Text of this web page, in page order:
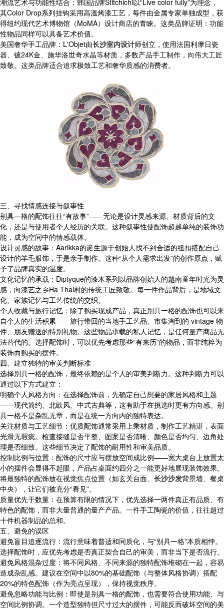
潮流艺术与功能性结合：韩国品牌Stitchichi以“Live color fully”为理念，
其Color Drop系列挂钩采用高溫烤漆工艺，每件由金属专家单独成型，获
得纽约现代艺术博物馆（MoMA）设计商店的青睐。这类品牌证明：功能
性物品同样可以具备艺术价值。
美国奢华手工品牌：L'Objet由长沙室内设计师创立，使用法国利摩日瓷
器、镀24K金、施华洛世奇水晶等材质，多数产品手工制作，向伟大工匠
致敬。这类品牌适合追求极致工艺和奢华质感的消费者。
三、寻找情感连接与叙事性
别具一格的配饰往往“有故事”——无论是设计灵感来源、材质背后的文
化，还是与使用者个人经历的关联。这种叙事性使配饰超越单纯的装饰功
能，成为空间中的情感载体。
设计灵感的故事：Aarikka的诞生源于创始人找不到合适的纽扣搭配自己
设计的羊毛服饰，于是亲手制作。这种“从个人需求出发”的创作原点，赋
予了品牌真实的温度。
文化记忆的承载：Diptyque的漆木系列以品牌创始人的越南童年时光为灵
感，向漆艺之乡Ha Thai村的传统工匠致敬。每一件作品背后，是地域文
化、家族记忆与工艺传统的交织。
个人收藏与旅行记忆：除了购买现成产品，真正别具一格的配饰也可以来
自个人的生活积累——旅行带回的当地手工艺品、市集淘到的 vintage 物
件、朋友赠送的特别礼物。这些物品承载的私人记忆，是任何量产商品无
法替代的。选择配饰时，可以优先考虑那些“有来历”的物品，而非纯粹为
装饰而购买的摆件。
四、建立独特的审美判断标准
选择别具一格的配饰，最终依赖的是个人的审美判断力。这种判断力可以
通过以下方式建立：
明确个人风格方向：在选择配饰前，先确定自己想要的家居风格和主题
——现代简约、北欧风、中式古典等，这有助于在挑选时更有方向感。别
具一格不是杂乱无章，而是在统一方向内的独特表达。
关注材质与工艺细节：优质配饰通常采用上乘材质，制作工艺精湛，表面
光滑无瑕疵。检查接缝是否平整、图案是否清晰、颜色是否均匀、边角处
理是否细致。这些细节决定了配饰的耐用性和审美品质。
控制比例与位置：配饰的尺寸应与摆放空间成比例——宽大桌台上放置太
小的摆件会显得不起眼，产品占桌面约四分之一能更好地展现装饰效果。
将最独特的配饰放在视觉焦点位置（如玄关台面、 长沙沙发背景墙、餐桌
中央），让它们被充分“看见”。
质量优先于数量：在预算有限的情况下，优先选择一两件真正有品质、有
特色的配饰，而非大量普通的量产产品。一件手工陶瓷的价值，往往超过
十件机器制品的总和。
五、避免的误区
避免盲目追逐流行：流行意味着普适和同质化，与“别具一格”本质相悖。
选择配饰时，应优先考虑是否真正契合自己的审美，而非当下是否流行。
避免风格混杂过度：将不同风格、不同来源的独特配饰堆砌在一起，容易
造成杂乱感。建议在空间中以80%的基础配饰（与整体风格协调）搭配
20%的特色配饰（作为亮点呈现），保持视觉秩序。
避免忽略功能与比例：即使是别具一格的配饰，也需要符合使用功能、与
空间比例协调。一个造型独特但尺寸过大的摆件，可能反而破坏空间的美